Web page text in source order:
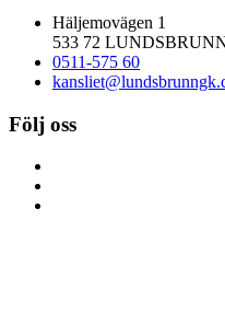
Häljemovägen 1
533 72
0511-575 60
Följ oss